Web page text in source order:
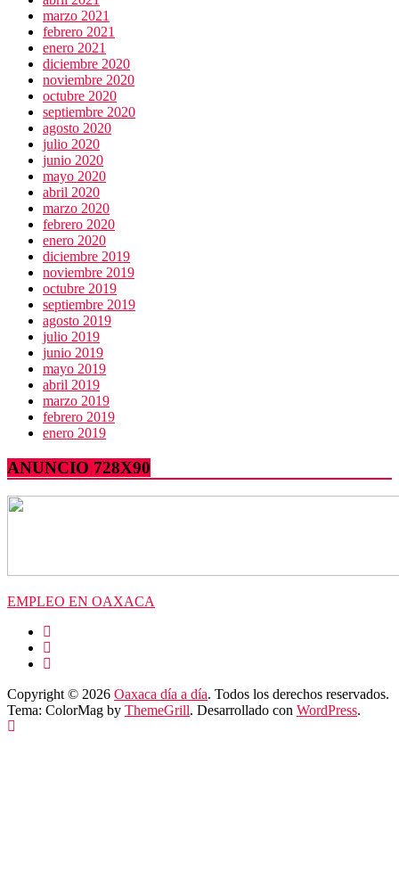
marzo 2021
febrero 2021
enero 2021
diciembre 2020
noviembre 2020
octubre 2020
septiembre 2020
agosto 2020
julio 2020
junio 2020
mayo 2020
abril 2020
marzo 2020
febrero 2020
enero 2020
diciembre 2019
noviembre 2019
octubre 2019
septiembre 2019
agosto 2019
julio 2019
junio 2019
mayo 2019
abril 2019
marzo 2019
febrero 2019
enero 2019
ANUNCIO 728X90
EMPLEO EN OAXACA
Copyright © 2026 Oaxaca día a día. Todos los derechos reservados.
Tema: ColorMag by ThemeGrill. Desarrollado con WordPress.